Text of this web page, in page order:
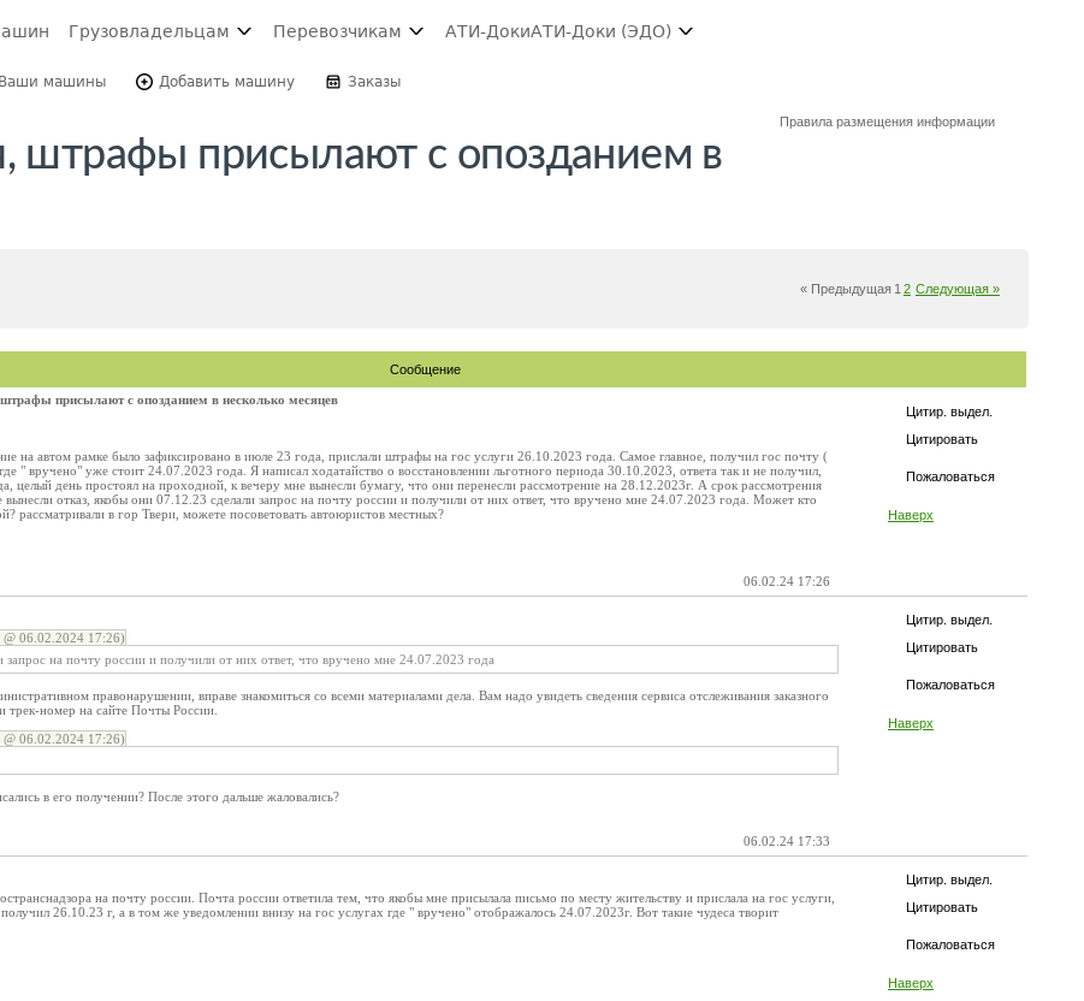
Грузовладельцам Перевозчикам АТИ-ДокиАТИ-Доки (ЭДО)
Ваши машины Добавить машину Заказы
Правила размещения информации
штрафы присылают с опозданием в
« Предыдущая 1 2 Следующая »
Сообщение
Цитир. выдел.
Цитировать
Пожаловаться
Наверх
присылают с опозданием в несколько месяцев
на автом рамке было зафиксировано в июле 23 года, прислали штрафы на гос услуги 26.10.2023 года. Самое главное, получил гос почту (
" вручено" уже стоит 24.07.2023 года. Я написал ходатайство о восстановлении льготного периода 30.10.2023, ответа так и не получил,
целый день простоял на проходной, к вечеру мне вынесли бумагу, что они перенесли рассмотрение на 28.12.2023г. А срок рассмотрения
отказ, якобы они 07.12.23 сделали запрос на почту россии и получили от них ответ, что вручено мне 24.07.2023 года. Может кто
рассматривали в гор Твери, можете посоветовать автоюристов местных?
06.02.24 17:26
Цитир. выдел.
Цитировать
Пожаловаться
Наверх
06.02.2024 17:26)
запрос на почту россии и получили от них ответ, что вручено мне 24.07.2023 года
правонарушении, вправе знакомиться со всеми материалами дела. Вам надо увидеть сведения сервиса отслеживания заказного
трек-номер на сайте Почты России.
06.02.2024 17:26)
в его получении? После этого дальше жаловались?
06.02.24 17:33
Цитир. выдел.
Цитировать
Пожаловаться
Наверх
на почту россии. Почта россии ответила тем, что якобы мне присылала письмо по месту жительству и прислала на гос услуги,
26.10.23 г, а в том же уведомлении внизу на гос услугах где " вручено" отображалось 24.07.2023г. Вот такие чудеса творит